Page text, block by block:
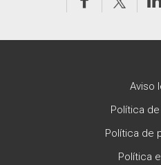
Aviso
Política
Política de
Política